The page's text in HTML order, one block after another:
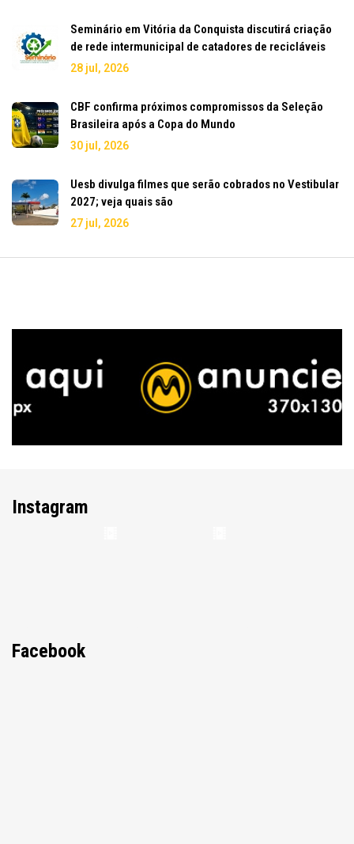
Seminário em Vitória da Conquista discutirá criação
de rede intermunicipal de catadores de recicláveis
28 jul, 2026
CBF confirma próximos compromissos da Seleção
Brasileira após a Copa do Mundo
30 jul, 2026
Uesb divulga filmes que serão cobrados no Vestibular
2027; veja quais são
27 jul, 2026
Instagram
Facebook